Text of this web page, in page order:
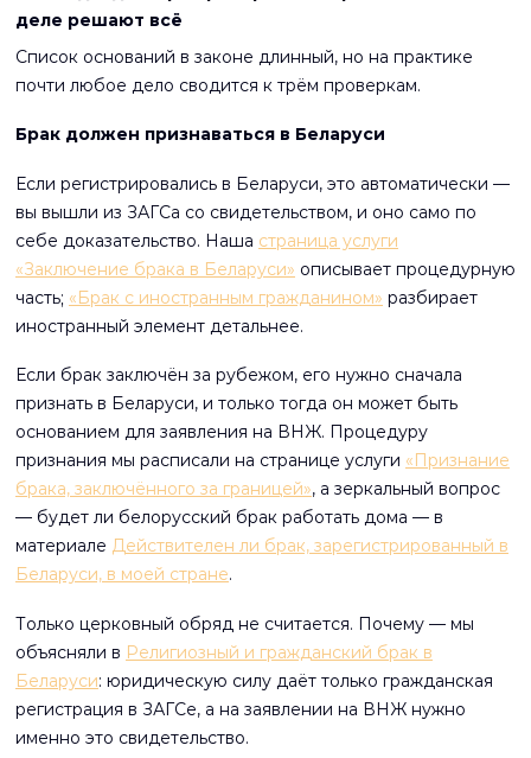
деле решают всё
Список оснований в законе длинный, но на практике
почти любое дело сводится к трём проверкам.
Брак должен признаваться в Беларуси
Если регистрировались в Беларуси, это автоматически —
вы вышли из ЗАГСа со свидетельством, и оно само по
себе доказательство. Наша страница услуги
«Заключение брака в Беларуси» описывает процедурную
часть; «Брак с иностранным гражданином» разбирает
иностранный элемент детальнее.
Если брак заключён за рубежом, его нужно сначала
признать в Беларуси, и только тогда он может быть
основанием для заявления на ВНЖ. Процедуру
признания мы расписали на странице услуги «Признание
брака, заключённого за границей», а зеркальный вопрос
— будет ли белорусский брак работать дома — в
материале Действителен ли брак, зарегистрированный в
Беларуси, в моей стране.
Только церковный обряд не считается. Почему — мы
объясняли в Религиозный и гражданский брак в
Беларуси: юридическую силу даёт только гражданская
регистрация в ЗАГСе, а на заявлении на ВНЖ нужно
именно это свидетельство.